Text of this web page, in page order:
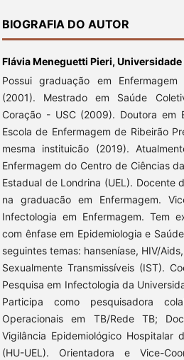
BIOGRAFIA DO AUTOR
Flávia Meneguetti Pieri,
Possui graduação em
(2001). Mestrado em Saúde
Coração - USC (2009). Doutora em
Escola de Enfermagem de Ribeirão
mesma instituicão (2019).
Enfermagem do Centro de Ciências
Estadual de Londrina (UEL). Docente
na graduacão em Enfermagem.
Infectologia em Enfermagem. Tem
com ênfase em Epidemiologia e
seguintes temas: hanseníase, HIV/
Sexualmente Transmissíveis (IST).
Pesquisa em Infectologia da
Participa como pesquisadora
Operacionais em TB/Rede TB;
Vigilância Epidemiológico Hospitalar
(HU-UEL). Orientadora e Vice-